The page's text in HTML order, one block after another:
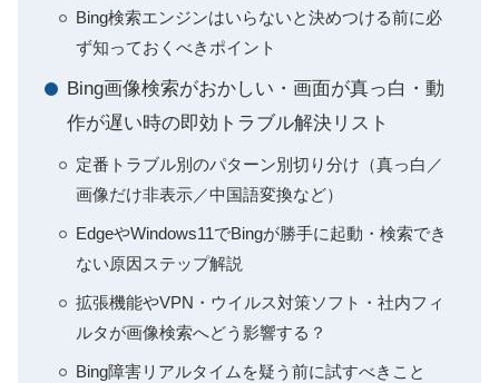
Bing検索エンジンはいらないと決めつける前に必
ず知っておくべきポイント
Bing画像検索がおかしい・画面が真っ白・動
作が遅い時の即効トラブル解決リスト
定番トラブル別のパターン別切り分け（真っ白／
画像だけ非表示／中国語変換など）
EdgeやWindows11でBingが勝手に起動・検索でき
ない原因ステップ解説
拡張機能やVPN・ウイルス対策ソフト・社内フィ
ルタが画像検索へどう影響する？
Bing障害リアルタイムを疑う前に試すべきこと